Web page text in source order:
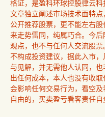
格证，是盈科环球控股律云科
文章独立阐述市场技术面特
公开推荐股票，更不能左右
来走势雷同，纯属巧合。今
观点，也不与任何人交流股
不构成投资建议，据此入市
与见解，并无需他人认同，
出任何成本，本人也没有收
会影响任何交易行为，看空
自由的，买卖盈亏看客责任自